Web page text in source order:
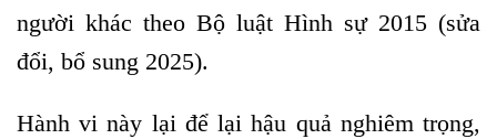
người khác theo Bộ luật Hình sự 2015 (sửa
đổi, bổ sung 2025).
Hành vi này lại để lại hậu quả nghiêm trọng,